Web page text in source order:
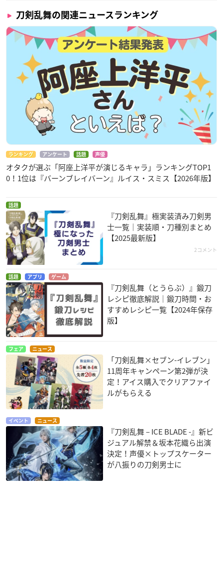
刀剣乱舞の関連ニュースランキング
ランキング アンケート 話題 声優
オタクが選ぶ「阿座上洋平が演じるキャラ」ランキングTOP1
0！1位は『バーンブレイバーン』ルイス・スミス【2026年版】
話題
『刀剣乱舞』極実装済み刀剣男
士一覧｜実装順・刀種別まとめ
【2025最新版】
2コメント
話題 アプリ ゲーム
『刀剣乱舞（とうらぶ）』鍛刀
レシピ徹底解説｜鍛刀時間・お
すすめレシピ一覧【2024年保存
版】
フェア ニュース
「刀剣乱舞×セブン-イレブン」
11周年キャンペーン第2弾が決
定！アイス購入でクリアファイ
ルがもらえる
イベント ニュース
『刀剣乱舞 – ICE BLADE -』新ビ
ジュアル解禁＆坂本花織ら出演
決定！声優×トップスケーター
が八振りの刀剣男士に